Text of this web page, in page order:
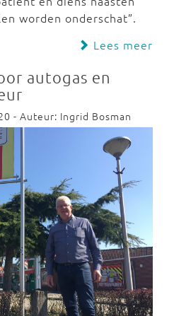
worden onderschat”.
Lees meer
autogas en
- Auteur: Ingrid Bosman